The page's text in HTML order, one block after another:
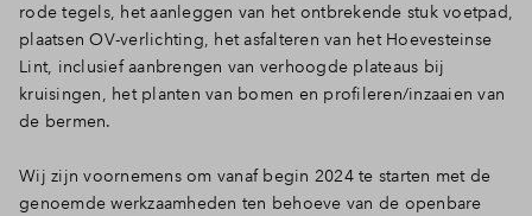
rode tegels, het aanleggen van het ontbrekende stuk voetpad,
plaatsen OV-verlichting, het asfalteren van het Hoevesteinse
Lint, inclusief aanbrengen van verhoogde plateaus bij
kruisingen, het planten van bomen en profileren/inzaaien van
de bermen.
Wij zijn voornemens om vanaf begin 2024 te starten met de
genoemde werkzaamheden ten behoeve van de openbare